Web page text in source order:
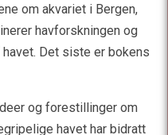
om akvariet i Bergen,
havforskningen og
Det siste er bokens
og forestillinger om
havet har bidratt